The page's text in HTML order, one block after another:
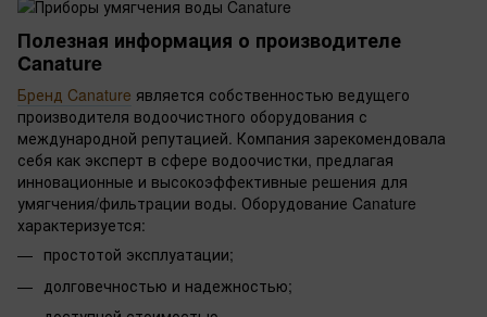
Полезная информация о производителе
Canature
Бренд Canature является собственностью ведущего
производителя водоочистного оборудования с
международной репутацией. Компания зарекомендовала
себя как эксперт в сфере водоочистки, предлагая
инновационные и высокоэффективные решения для
умягчения/фильтрации воды. Оборудование Canature
характеризуется:
простотой эксплуатации;
долговечностью и надежностью;